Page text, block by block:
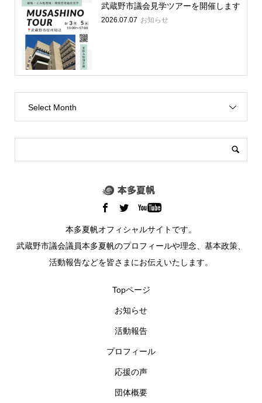
武蔵野市議会見学ツアーを開催します
2026.07.07 お知らせ
Select Month
本多夏帆オフィシャルサイトです。
武蔵野市議会議員本多夏帆のプロフィールや理念、基本政策、
活動報告などを皆さまにお伝えいたします。
Topページ
お知らせ
活動報告
プロフィール
応援の声
団体概要